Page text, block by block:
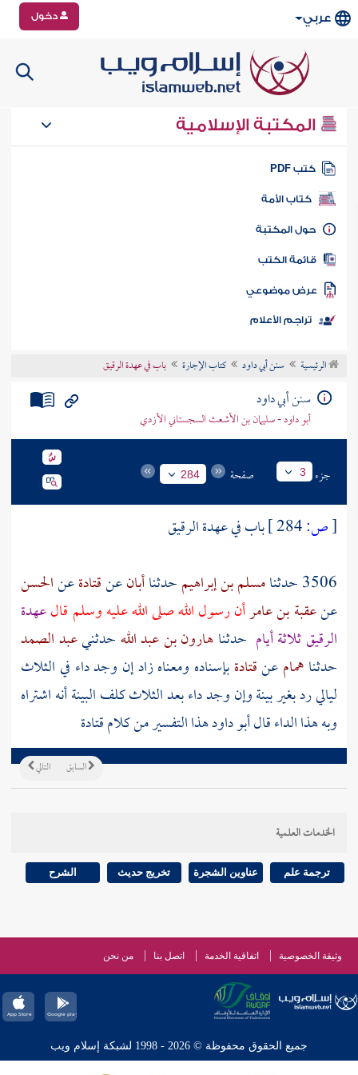
عربي دخول
المكتبة الإسلامية
كتب PDF
كتاب الأمة
المكتبة
الكتب
موضوعي
تراجم الأعلام
الرئيسية سنن أبي داود كتاب الإجارة باب في عهدة الرقيق
سنن أبي داود
أبو داود - سليمان بن الأشعث السجستاني الأزدي
جزء 3 صفحة 284
[ص:
باب في عهدة الرقيق
3506 حدثنا
مسلم بن إبراهيمحدثناأبانعنقتادةعنالحسن
عنعقبة بن عامرأن رسول الله صلى الله عليه وسلم قالعهدة
الرقيق ثلاثة أيام حدثناهارون بن عبد اللهحدثنيعبد الصمد
حدثناهمامعنقتادةبإسناده ومعناه زاد إن وجد داء في الثلاث
ليالي رد بغير بينة وإن وجد داء بعد الثلاث كلف البينة أنه اشتراه
وبه هذا الداء قال أبو داود هذا التفسير من كلامقتادة
التالي السابق
الخدمات العلمية
ترجمة علم عناوين الشجرة تخريج حديث الشرح
وثيقة الخصوصية اتفاقية الخدمة اتصل بنا من نحن
جميع الحقوق محفوظة © 2026 - 1998 لشبكة إسلام ويب